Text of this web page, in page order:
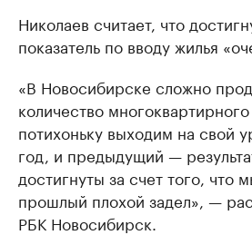
Николаев считает, что
показатель по вводу жилья
«В Новосибирске сложно
количество
потихоньку выходим на свой
год, и предыдущий —
достигнуты за счет того, что
прошлый плохой задел», —
РБК Новосибирск.